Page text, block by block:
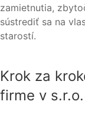
zamietnutia,
sústrediť sa na
starostí.
Krok za
firme v s.r.o.